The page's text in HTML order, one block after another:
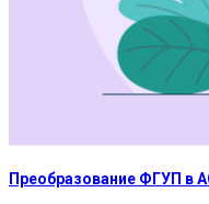
Преобразование ФГУП в